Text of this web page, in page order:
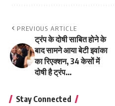
PREVIOUS ARTICLE
ट्रंप के दोषी साबित होने के
बाद सामने आया बेटी इवांका
का रिएक्शन, 34 केसों में
दोषी है ट्रंप…
Stay Connected